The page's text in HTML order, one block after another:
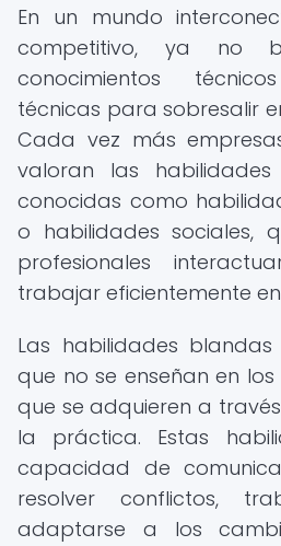
En un mundo
competitivo, ya no
conocimientos
técnicas para sobresalir
Cada vez más
valoran las
conocidas como
o habilidades sociales,
profesionales
trabajar eficientemente
Las habilidades
que no se enseñan en
que se adquieren a
la práctica. Estas
capacidad de
resolver conflictos,
adaptarse a los